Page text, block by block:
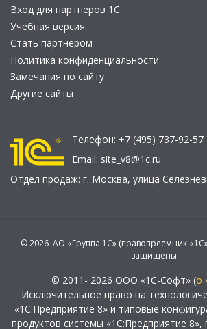
Вход для партнеров 1С
Учебная версия
Стать партнером
Политика конфиденциальности
Замечания по сайту
Другие сайты
Телефон: +7 (495) 737-92-57
Email: site_v8@1c.ru
Отдел продаж: г. Москва, улица
© 2026 АО «Группа 1С» (правопреемник
защищены
© 2011- 2026 ООО «1С-Софт» (о
Исключительное право на
«1С:Предприятие 8» и типовые
продуктов системы «1С:Предприятие 8»,